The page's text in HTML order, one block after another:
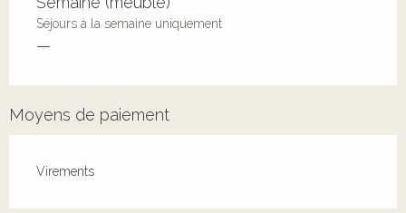
Séjours à la semaine uniquement
—
Moyens de paiement
Virements